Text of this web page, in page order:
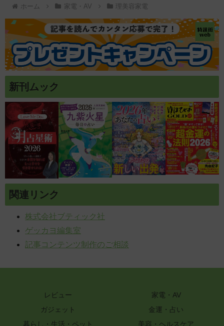
ホーム 家電・AV 理美容家電
新刊ムック
関連リンク
株式会社ブティック社
ゲッカヨ編集室
記事コンテンツ制作のご相談
レビュー
家電・AV
ガジェット
金運・占い
暮らし・生活・ペット
美容・ヘルスケア